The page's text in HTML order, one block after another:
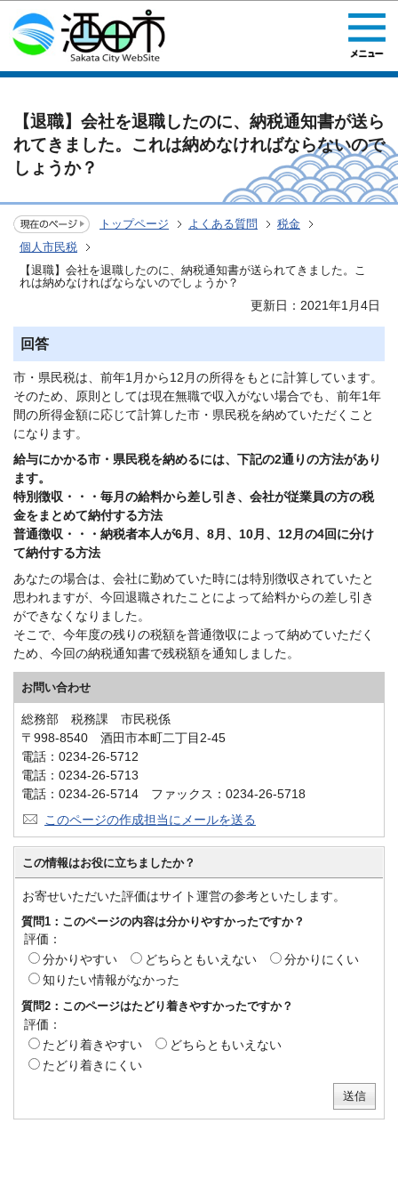
このページの本文へ移動
【退職】会社を退職したのに、納税通知書が送ら
れてきました。これは納めなければならないので
しょうか？
トップページ よくある質問
税金
個人市民税
【退職】会社を退職したのに、納税通知書が送られてきました。こ
れは納めなければならないのでしょうか？
更新日：2021年1月4日
回答
市・県民税は、前年1月から12月の所得をもとに計算しています。
そのため、原則としては現在無職で収入がない場合でも、前年1年
間の所得金額に応じて計算した市・県民税を納めていただくこと
になります。
給与にかかる市・県民税を納めるには、下記の2通りの方法があり
ます。
特別徴収・・・毎月の給料から差し引き、会社が従業員の方の税
金をまとめて納付する方法
普通徴収・・・納税者本人が6月、8月、10月、12月の4回に分け
て納付する方法
あなたの場合は、会社に勤めていた時には特別徴収されていたと
思われますが、今回退職されたことによって給料からの差し引き
ができなくなりました。
そこで、今年度の残りの税額を普通徴収によって納めていただく
ため、今回の納税通知書で残税額を通知しました。
お問い合わせ
総務部 税務課 市民税係
〒998-8540 酒田市本町二丁目2-45
電話：0234-26-5712
電話：0234-26-5713
電話：0234-26-5714 ファックス：0234-26-5718
このページの作成担当にメールを送る
この情報はお役に立ちましたか？
お寄せいただいた評価はサイト運営の参考といたします。
質問1：このページの内容は分かりやすかったですか？
評価：
分かりやすい
どちらともいえない
分かりにくい
知りたい情報がなかった
質問2：このページはたどり着きやすかったですか？
評価：
たどり着きやすい
どちらともいえない
たどり着きにくい